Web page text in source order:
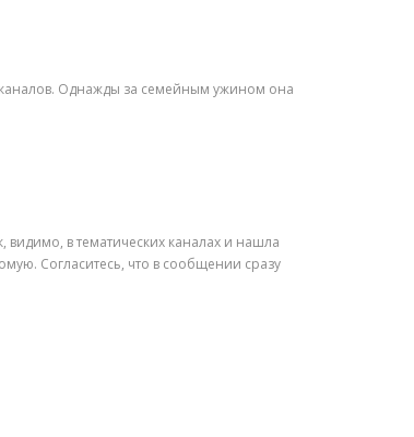
каналов. Однажды за семейным ужином она
видимо, в тематических каналах и нашла
Согласитесь, что в сообщении сразу